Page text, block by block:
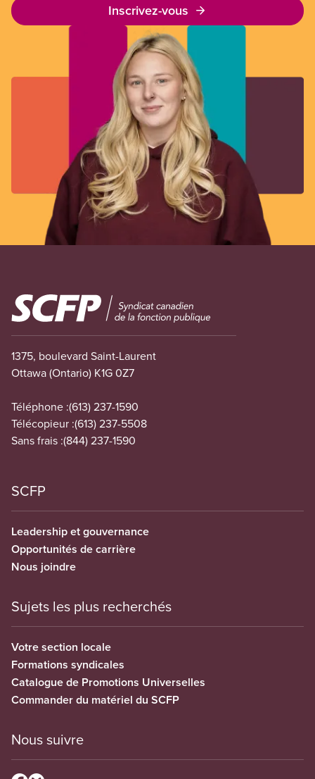
Inscrivez-vous
Image
1375, boulevard Saint-Laurent
Ottawa (Ontario) K1G 0Z7
Téléphone :(613) 237-1590
Télécopieur :(613) 237-5508
Sans frais :(844) 237-1590
SCFP
Leadership et gouvernance
Opportunités de carrière
Nous joindre
Sujets les plus recherchés
Votre section locale
Formations syndicales
Catalogue de Promotions Universelles
Commander du matériel du SCFP
Nous suivre